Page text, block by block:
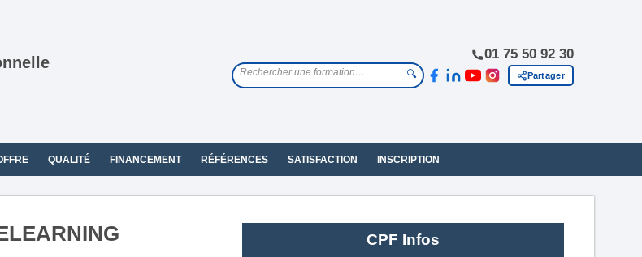
01 75 50 92 30
🔍 Partager
QUALITÉ FINANCEMENT RÉFÉRENCES SATISFACTION INSCRIPTION
CPF Infos